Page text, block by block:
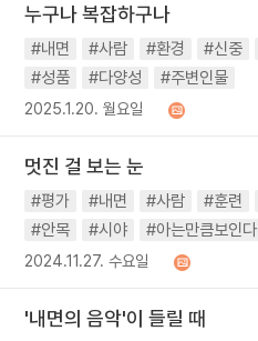
누구나 복잡하구나
#내면 #사람 #환경 #신중
#성품
#다양성 #주변인물
2025.1.20. 월요일
멋진 걸 보는 눈
#평가 #내면 #사람 #훈련
#안목
#시야 #아는만큼보인다
2024.11.27. 수요일
'내면의 음악'이 들릴 때